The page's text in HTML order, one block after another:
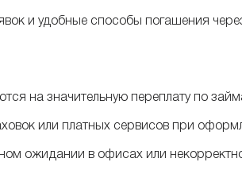
и удобные способы погашения
на значительную переплату по
или платных сервисов при
ожидании в офисах или